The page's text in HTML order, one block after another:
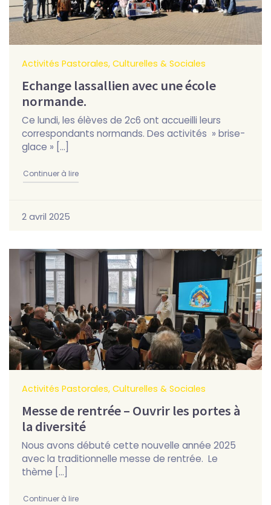
Echange lassallien avec une école
normande.
Activités Pastorales, Culturelles & Sociales
Ce lundi, les élèves de 2c6 ont accueilli leurs
correspondants normands. Des activités » brise-
glace » […]
Continuer à lire"Echange lassallien avec une école normande."
2 avril 2025
Messe de rentrée – Ouvrir les portes à
la diversité
Activités Pastorales, Culturelles & Sociales
Nous avons débuté cette nouvelle année 2025
avec la traditionnelle messe de rentrée. Le
thème […]
Continuer à lire"Messe de rentrée – Ouvrir les portes à la diversité"